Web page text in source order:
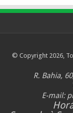
© Copyright 2026,
R. Bahia,
E-mail: